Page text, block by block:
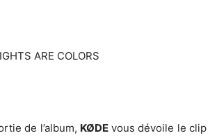
ARE COLORS
de l’album, KØDEvous dévoile le clip